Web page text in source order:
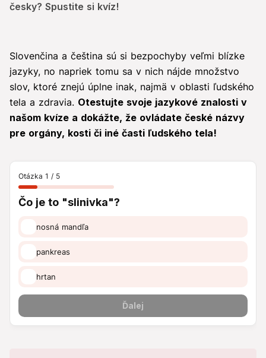
česky? Spustite si kvíz!
Slovenčina a čeština sú si bezpochyby veľmi blízke
jazyky, no napriek tomu sa v nich nájde množstvo
slov, ktoré znejú úplne inak, najmä v oblasti ľudského
tela a zdravia. Otestujte svoje jazykové znalosti v
našom kvíze a dokážte, že ovládate české názvy
pre orgány, kosti či iné časti ľudského tela!